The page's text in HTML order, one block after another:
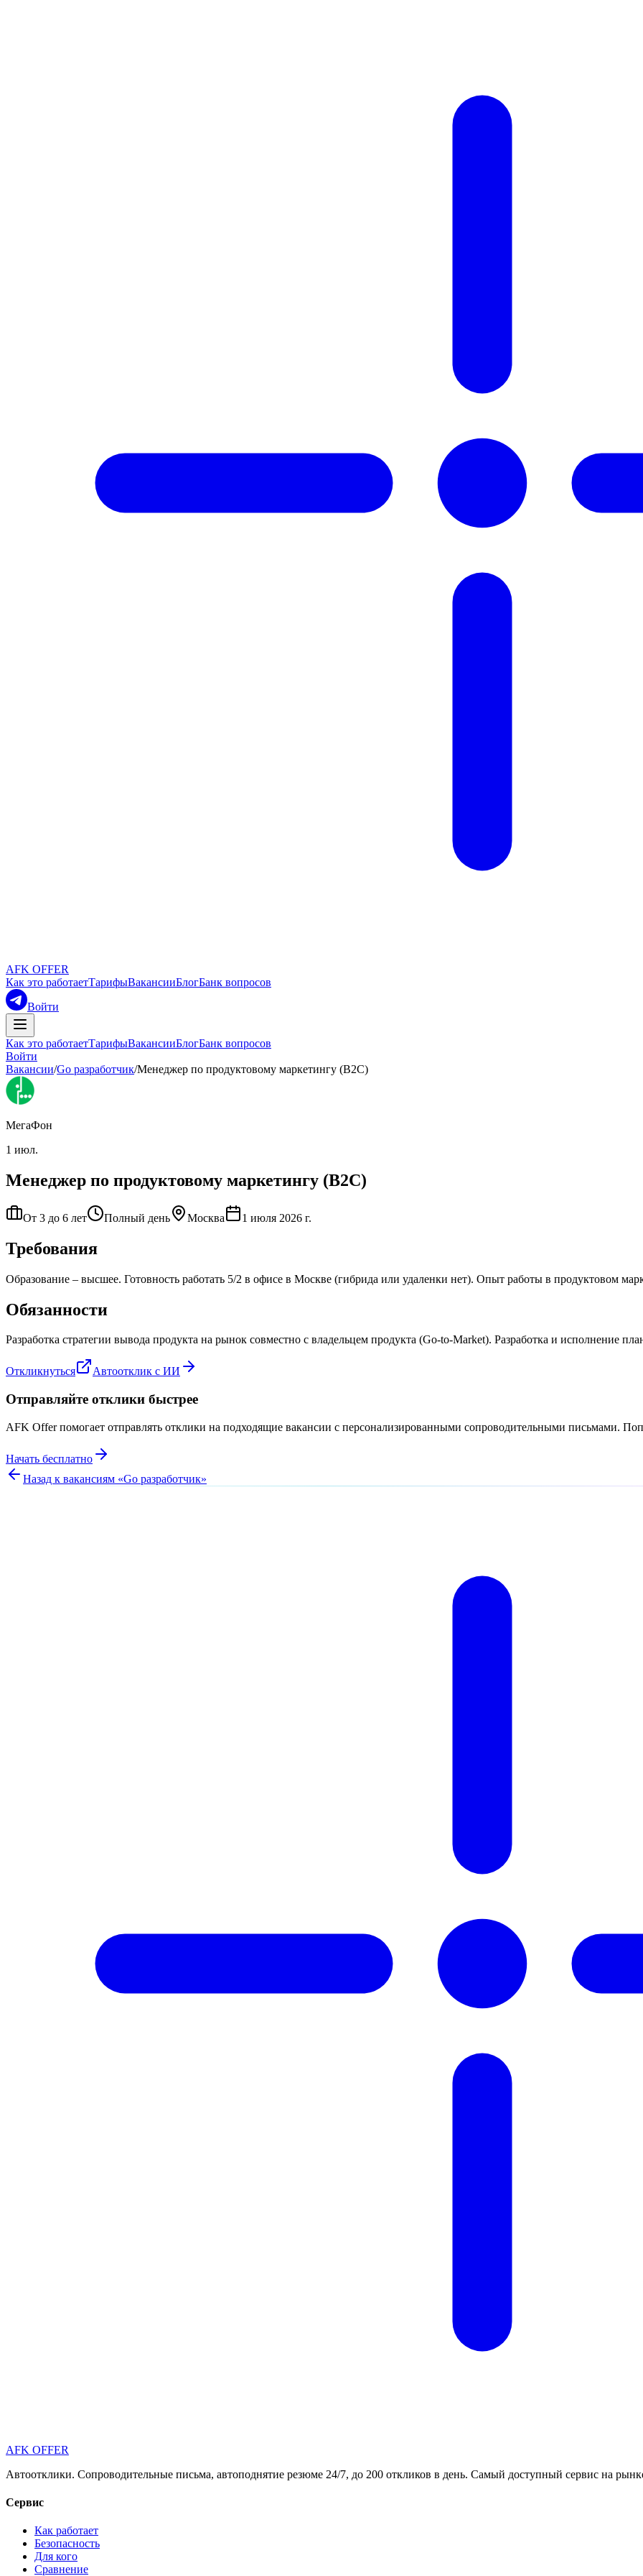
AFK OFFER
Как это работаетТарифыВакансииБлогБанк вопросов
Войти
Как это работаетТарифыВакансииБлогБанк вопросов
Войти
Вакансии/Go разработчик/Менеджер по продуктовому маркетингу (В2С)
МегаФон
1 июл.
Менеджер по продуктовому маркетингу (В2С)
От 3 до 6 лет Полный день Москва 1 июля 2026 г.
Требования
Образование – высшее. Готовность работать 5/2 в офисе в Москве (гибрида или удаленки нет). Опыт работы в продуктовом
Обязанности
Разработка стратегии вывода продукта на рынок совместно с владельцем продукта (Go-to-Market). Разработка и исполнение
Откликнуться Автоотклик с ИИ
Отправляйте отклики быстрее
AFK Offer помогает отправлять отклики на подходящие вакансии с персонализированными сопроводительными письмами.
Начать бесплатно
Назад к вакансиям «Go разработчик»
AFK OFFER
Автоотклики. Сопроводительные письма, автоподнятие резюме 24/7, до 200 откликов в день. Самый доступный сервис на
Сервис
Как работает
Безопасность
Для кого
Сравнение